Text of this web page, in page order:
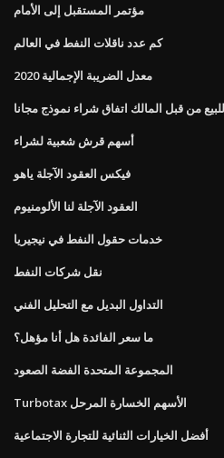
مؤتمر المستقبل إلى الأمام
كم عدد ناقلات النفط في العالم
معدل الضريبة الإجمالية 2020
للبيع من قبل المالك اتفاق شراء نموذج مجانا
أسهم قرش شعبية لشراء
فيكس العقود الآجلة ياهو
العقود الآجلة لنا الألومنيوم
خدمات حقول النفط في نيجيريا
نقل شركات النفط
التداول البديل مع التحليل الفني
ما سعر الفائدة هل أنا مؤهل؟
المجموعة المتحدة الفضة الصعود
Turbotax الأسهم الخسارة المرحل
أفضل الخيارات الثنائية للتجارة الاجتماعية